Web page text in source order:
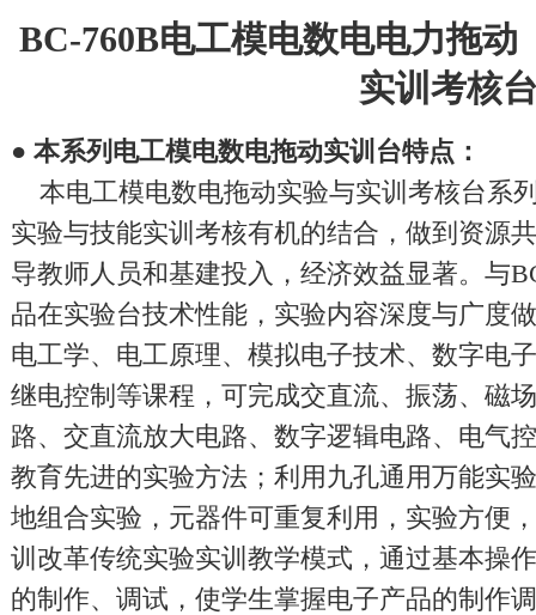
BC-760B电工模电数电电力拖
实训考核
● 本系列 电工模电数电拖动实训台特点：
本电工模电数电拖动实验与实训考核台系
实验与技能实训考核有机的结合，做到资源
导教师人员和基建投入，经济效益显著。与
品在实验台技术性能，实验内容深度与广度
电工学、电工原理、模拟电子技术、数字电
继电控制等课程，可完成交直流、振荡、磁
路、交直流放大电路、数字逻辑电路、电气
教育先进的实验方法；利用九孔通用万能实
地组合实验，元器件可重复利用，实验方便
训改革传统实验实训教学模式，通过基本操
的制作、调试，使学生掌握电子产品的制作